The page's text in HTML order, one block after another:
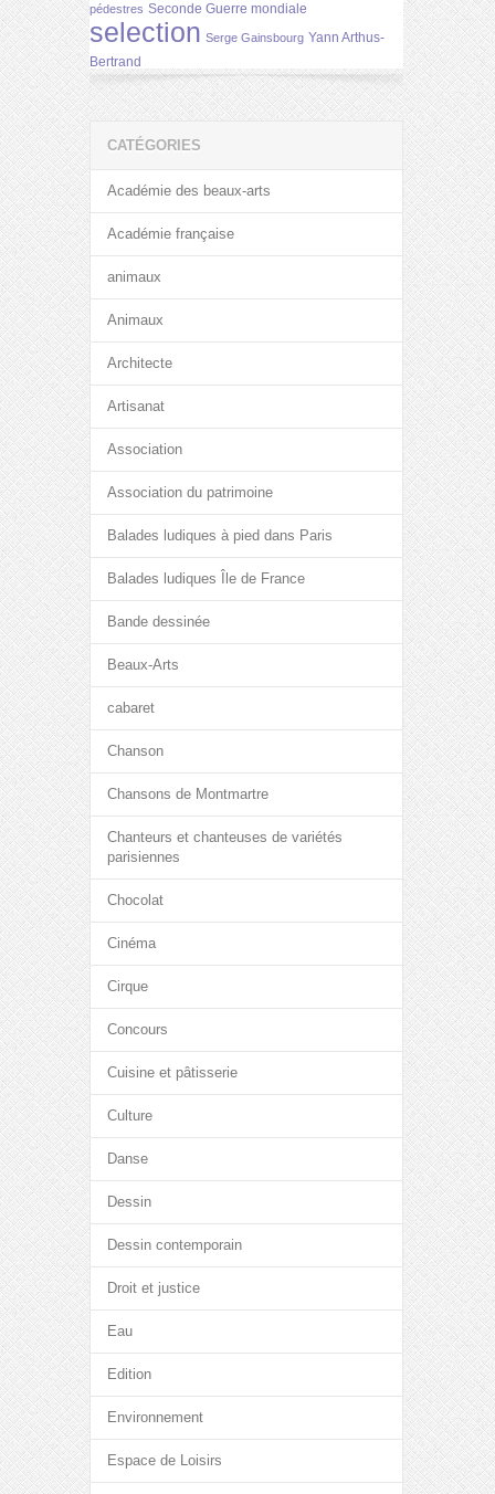
pédestres Seconde Guerre mondiale
selection Serge Gainsbourg Yann Arthus-
Bertrand
CATÉGORIES
Académie des beaux-arts
Académie française
animaux
Animaux
Architecte
Artisanat
Association
Association du patrimoine
Balades ludiques à pied dans Paris
Balades ludiques Île de France
Bande dessinée
Beaux-Arts
cabaret
Chanson
Chansons de Montmartre
Chanteurs et chanteuses de variétés
parisiennes
Chocolat
Cinéma
Cirque
Concours
Cuisine et pâtisserie
Culture
Danse
Dessin
Dessin contemporain
Droit et justice
Eau
Edition
Environnement
Espace de Loisirs